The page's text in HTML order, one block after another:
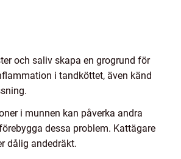
och saliv skapa en grogrund för
i tandköttet, även känd
i munnen kan påverka andra
dessa problem. Kattägare
dålig andedräkt.